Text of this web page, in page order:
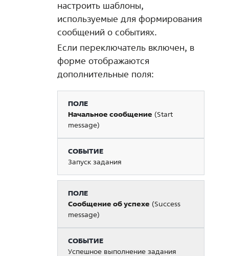
настроить шаблоны,
используемые для формирования
сообщений о событиях.
Если переключатель включен, в
форме отображаются
дополнительные поля:
Начальное сообщение (Start
message)
Запуск задания
Сообщение об успехе (Success
message)
Успешное выполнение задания